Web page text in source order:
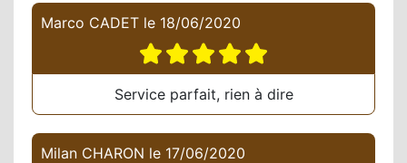
Marco CADET le 18/06/2020
Service parfait, rien à dire
Milan CHARON le 17/06/2020